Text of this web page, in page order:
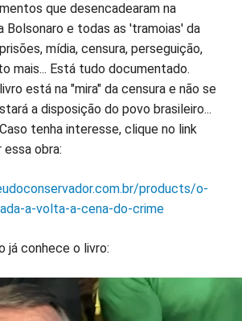
que desencadearam na
Bolsonaro e todas as 'tramoias' da
mídia, censura, perseguição,
mais... Está tudo documentado.
está na "mira" da censura e não se
a disposição do povo brasileiro...
tenha interesse, clique no link
essa obra:
products/o-
a-volta-a-cena-do-crime
já conhece o livro: